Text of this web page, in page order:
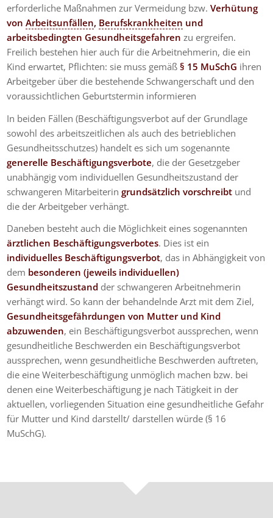
erforderliche Maßnahmen zur Vermeidung bzw.Verhütung
vonArbeitsunfällen, Berufskrankheiten und
arbeitsbedingten Gesundheitsgefahren zu ergreifen.
Freilich bestehen hier auch für die Arbeitnehmerin, die ein
Kind erwartet, Pflichten: sie muss gemäß§ 15 MuSchG ihren
Arbeitgeber über die bestehende Schwangerschaft und den
voraussichtlichen Geburtstermin informieren
In beiden Fällen (Beschäftigungsverbot auf der Grundlage
sowohl des arbeitszeitlichen als auch des betrieblichen
Gesundheitsschutzes) handelt es sich um sogenannte
generelle Beschäftigungsverbote, die der Gesetzgeber
unabhängig vom individuellen Gesundheitszustand der
schwangeren Mitarbeiteringrundsätzlich vorschreibt und
die der Arbeitgeber verhängt.
Daneben besteht auch die Möglichkeit eines sogenannten
ärztlichen Beschäftigungsverbotes. Dies ist ein
individuelles Beschäftigungsverbot, das in Abhängigkeit von
dem besonderen (jeweils individuellen)
Gesundheitszustand der schwangeren Arbeitnehmerin
verhängt wird. So kann der behandelnde Arzt mit dem Ziel,
Gesundheitsgefährdungen von Mutter und Kind
abzuwenden, ein Beschäftigungsverbot aussprechen, wenn
gesundheitliche Beschwerden ein Beschäftigungsverbot
aussprechen, wenn gesundheitliche Beschwerden auftreten,
die eine Weiterbeschäftigung unmöglich machen bzw. bei
denen eine Weiterbeschäftigung je nach Tätigkeit in der
aktuellen, vorliegenden Situation eine gesundheitliche Gefahr
für Mutter und Kind darstellt/ darstellen würde (§ 16
MuSchG).